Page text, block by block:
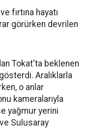
fırtına hayatı
görürken devrilen
Tokat'ta beklenen
Aralıklarla
o anlar
kameralarıyla
yağmur yerini
Sulusaray